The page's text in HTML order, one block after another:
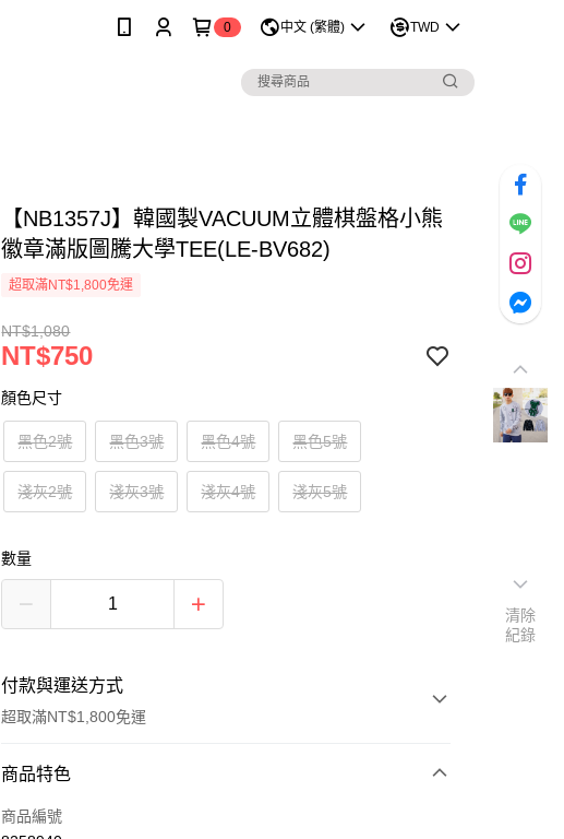
0 中文 (繁體) TWD
【NB1357J】韓國製VACUUM立體棋盤格小熊
徽章滿版圖騰大學TEE(LE-BV682)
超取滿NT$1,800免運
NT$1,080
NT$750
顏色尺寸
黑色2號 黑色3號 黑色4號 黑色5號
淺灰2號 淺灰3號 淺灰4號 淺灰5號
數量
付款與運送方式
超取滿NT$1,800免運
付款方式
信用卡一次付款
商品特色
商品編號
清除
紀錄